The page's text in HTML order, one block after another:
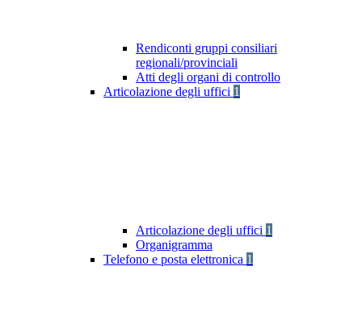
Rendiconti gruppi consiliari
regionali/provinciali
Atti degli organi di controllo
Articolazione degli uffici 1
Articolazione degli uffici 1
Organigramma
Telefono e posta elettronica 1